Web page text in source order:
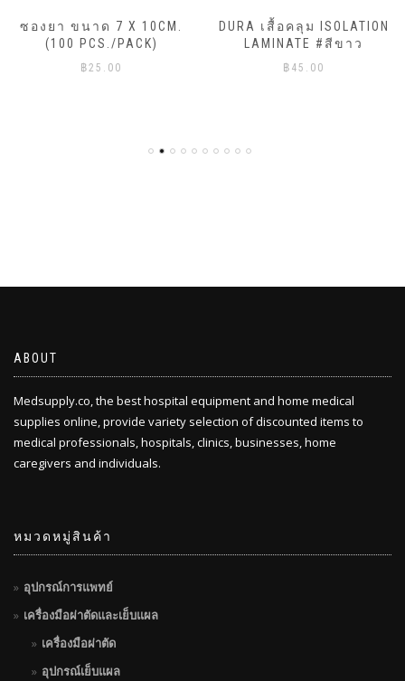
ซองยา ขนาด 7 X 10CM.
(100 PCS./PACK)
฿25.00
DURA เสื้อคลุม ISOLATION
LAMINATE #สีขาว
฿ 45.00
ABOUT
Medsupply.co, the best hospital equipment and home medical
supplies online, provide variety selection of discounted items to
medical professionals, hospitals, clinics, businesses, home
caregivers and individuals.
หมวดหมู่สินค้า
อุปกรณ์การแพทย์
เครื่องมือผ่าตัดและเย็บแผล
เครื่องมือผ่าตัด
อุปกรณ์เย็บแผล